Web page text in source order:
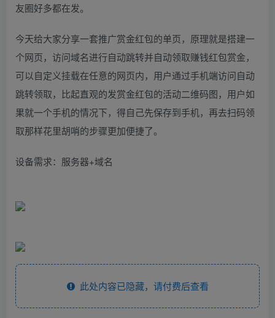
友圈好多都在发。
今天给大家分享一套推广赏金红包的单页，原理就是搭建一
个网页，访问域名进行自动跳转并自动领取赚钱红包赏金，
可以自定义挂载在任意的网页内，用户通过手机端访问自动
跳转领取，比起直观的发赏金红包的活动二维码图，用户如
果就一个手机的情况下，得自己先保存到手机，再去扫码领
取那样花里胡哨的步骤更加便捷了。
设备需求：服务器+域名
此处内容已隐藏，请付费后查看